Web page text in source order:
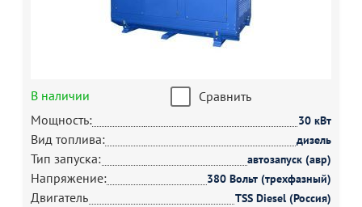
В наличии
Сравнить
Мощность:
30 кВт
Вид топлива: дизель
Тип запуска: автозапуск (авр)
Напряжение: 380 Вольт (трехфазный)
Двигатель TSS Diesel (Россия)